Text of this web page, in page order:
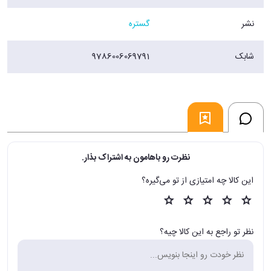
نشر گستره
شابک 9786006069791
نظرت رو باهامون به اشتراک بذار.
این کالا چه امتیازی از تو می‌گیره؟
نظر تو راجع به این کالا چیه؟